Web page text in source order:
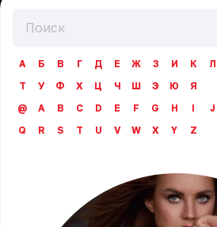
А Б В Г Д Е Ж З И К Л
Т
У Ф Х Ц Ч Ш Э Ю
Я
@
A B C D E F G H I J
Q
R S T U V W X Y Z